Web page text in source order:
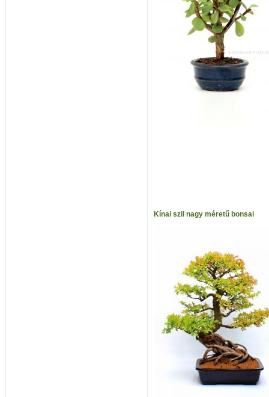
Kínai szil nagy méretű bonsai